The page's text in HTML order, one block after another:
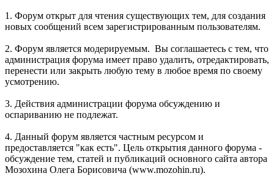
1. Форум открыт для чтения существующих тем, для создания
новых сообщений всем зарегистрированным пользователям.
2. Форум является модерируемым. Вы соглашаетесь с тем, что
администрация форума имеет право удалить, отредактировать,
перенести или закрыть любую тему в любое время по своему
усмотрению.
3. Действия администрации форума обсуждению и
оспариванию не подлежат.
4. Данный форум является частным ресурсом и
предоставляется "как есть". Цель открытия данного форума -
обсуждение тем, статей и публикаций основного сайта автора
Мозохина Олега Борисовича (www.mozohin.ru).